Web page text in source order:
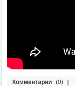
Комментарии (0)